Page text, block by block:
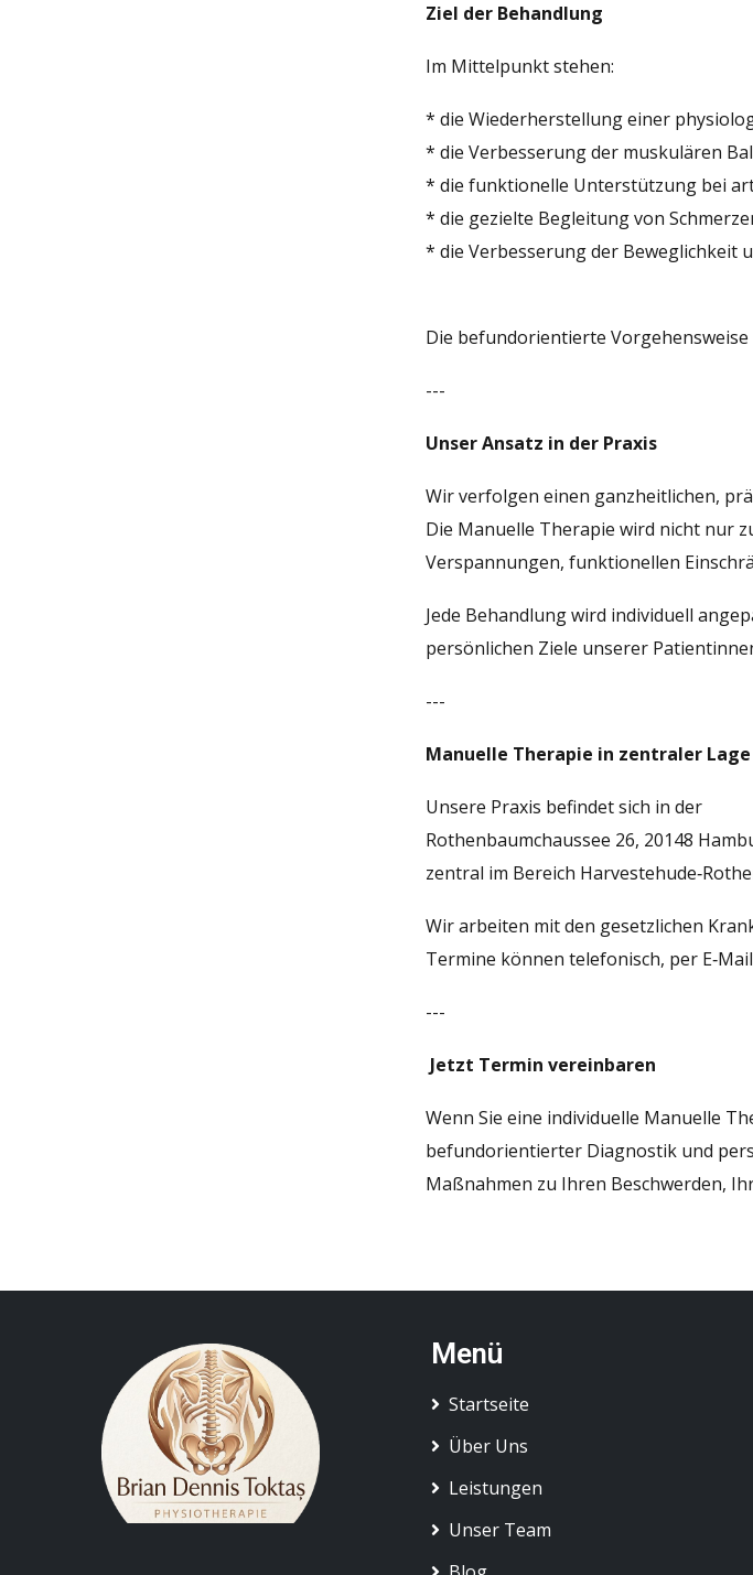
Ziel der Behandlung
Im Mittelpunkt stehen:
* die Wiederherstellung einer
* die Verbesserung der muskulären
* die funktionelle Unterstützung bei
* die gezielte Begleitung von
* die Verbesserung der Beweglichkeit
Die befundorientierte
---
Unser Ansatz in der Praxis
Wir verfolgen einen ganzheitlichen,
Die Manuelle Therapie wird nicht nur
Verspannungen, funktionellen
Jede Behandlung wird individuell
persönlichen Ziele unserer
---
Manuelle Therapie in zentraler
Unsere Praxis befindet sich in der
Rothenbaumchaussee 26, 20148
zentral im Bereich
Wir arbeiten mit den gesetzlichen
Termine können telefonisch, per
---
Jetzt Termin vereinbaren
Wenn Sie eine individuelle Manuelle
befundorientierter Diagnostik und
Maßnahmen zu Ihren Beschwerden,
Menü
Startseite
Über Uns
Leistungen
Unser Team